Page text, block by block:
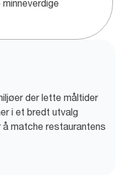
der lette måltider
i et bredt utvalg
matche restaurantens